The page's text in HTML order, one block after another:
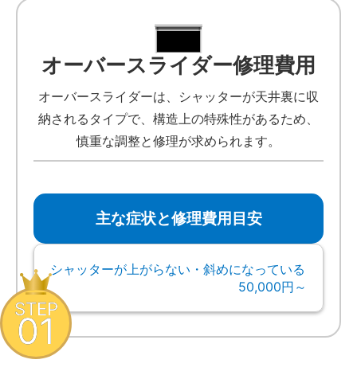
オーバースライダー修理費用
オーバースライダーは、シャッターが天井裏に収
納されるタイプで、構造上の特殊性があるため、
慎重な調整と修理が求められます。
主な症状と修理費用目安
シャッターが上がらない・斜めになっている
50,000円～
STEP
01